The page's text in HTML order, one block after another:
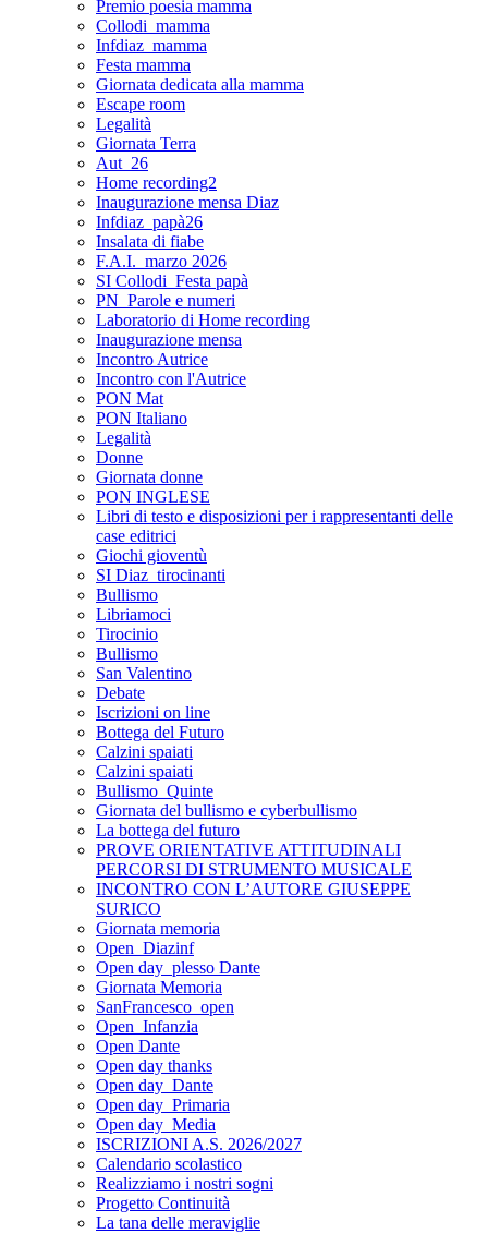
Premio poesia mamma
Collodi_mamma
Infdiaz_mamma
Festa mamma
Giornata dedicata alla mamma
Escape room
Legalità
Giornata Terra
Aut_26
Home recording2
Inaugurazione mensa Diaz
Infdiaz_papà26
Insalata di fiabe
F.A.I._marzo 2026
SI Collodi_Festa papà
PN_Parole e numeri
Laboratorio di Home recording
Inaugurazione mensa
Incontro Autrice
Incontro con l'Autrice
PON Mat
PON Italiano
Legalità
Donne
Giornata donne
PON INGLESE
Libri di testo e disposizioni per i rappresentanti delle
case editrici
Giochi gioventù
SI Diaz_tirocinanti
Bullismo
Libriamoci
Tirocinio
Bullismo
San Valentino
Debate
Iscrizioni on line
Bottega del Futuro
Calzini spaiati
Calzini spaiati
Bullismo_Quinte
Giornata del bullismo e cyberbullismo
La bottega del futuro
PROVE ORIENTATIVE ATTITUDINALI
PERCORSI DI STRUMENTO MUSICALE
INCONTRO CON L’AUTORE GIUSEPPE
SURICO
Giornata memoria
Open_Diazinf
Open day_plesso Dante
Giornata Memoria
SanFrancesco_open
Open_Infanzia
Open Dante
Open day thanks
Open day_Dante
Open day_Primaria
Open day_Media
ISCRIZIONI A.S. 2026/2027
Calendario scolastico
Realizziamo i nostri sogni
Progetto Continuità
La tana delle meraviglie